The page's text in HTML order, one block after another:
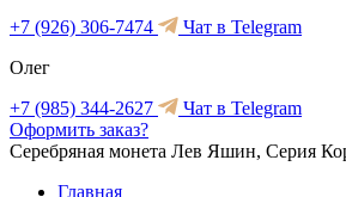
+7 (926) 306-7474
Чат в Telegram
Олег
+7 (985) 344-2627
Чат в Telegram
Оформить заказ?
Серебряная монета Лев Яшин, Серия
Главная